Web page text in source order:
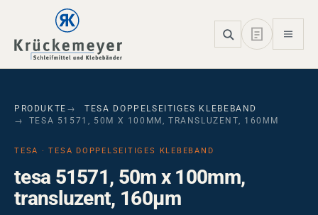
Skip to main navigation
Skip to main content
Skip to page footer
PRODUKTE
TESA DOPPELSEITIGES KLEBEBAND
TESA 51571, 50M X 100MM, TRANSLUZENT, 160ΜM
TESA · TESA DOPPELSEITIGES KLEBEBAND
tesa 51571, 50m x 100mm,
transluzent, 160µm